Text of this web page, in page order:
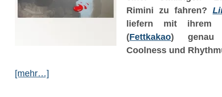
Rimini zu fahren?
liefern mit
(Fettkakao) genau
Coolness und
[mehr…]